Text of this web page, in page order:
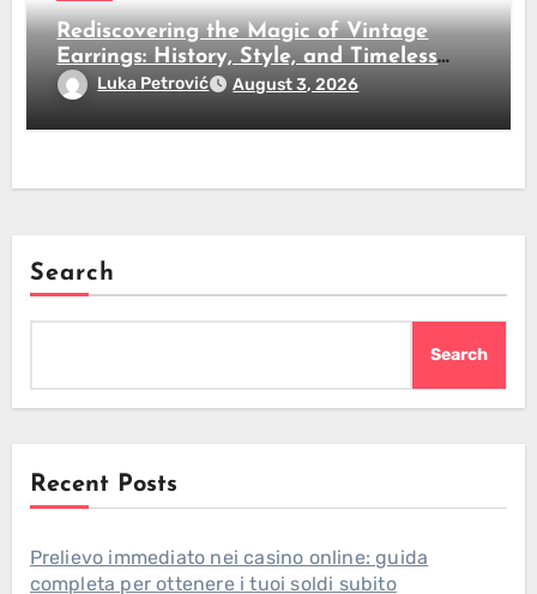
Rediscovering the Magic of Vintage
Earrings: History, Style, and Timeless
BeautyLuka Petrović August 3, 2026
Search
Search
Recent Posts
Prelievo immediato nei casino online: guida
completa per ottenere i tuoi soldi subito